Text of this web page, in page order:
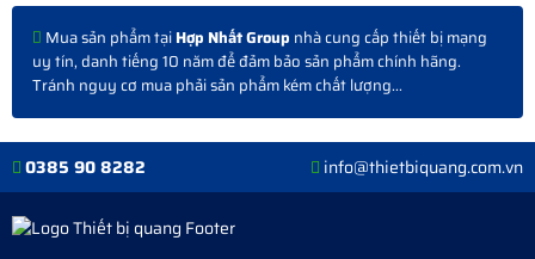
Mua sản phẩmtạiHợp Nhất Group nhà cung cấp thiết bị mạng
uy tín, danh tiếng 10 năm để đảm bảo sản phẩm chính hãng.
Tránh nguy cơ mua phải sản phẩm kém chất lượng...
0385 90 8282 info@thietbiquang.com.vn